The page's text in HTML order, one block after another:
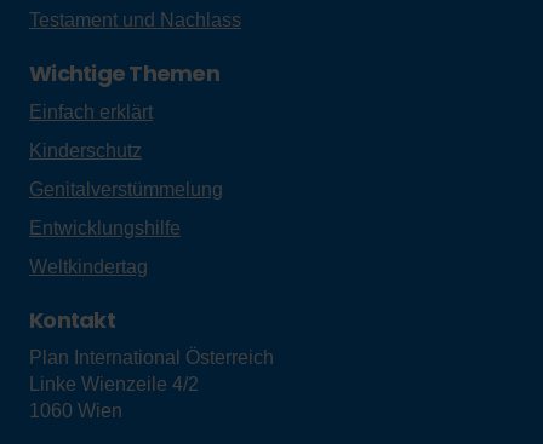
Testament und Nachlass
Wichtige Themen
Einfach erklärt
Kinderschutz
Genitalverstümmelung
Entwicklungshilfe
Weltkindertag
Kontakt
Plan International Österreich
Linke Wienzeile 4/2
1060 Wien